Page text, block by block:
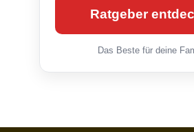
Ratgeber
Das Beste für deine